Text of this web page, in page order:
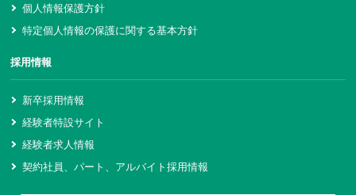
個人情報保護方針
特定個人情報の保護に関する基本方針
採用情報
新卒採用情報
経験者特設サイト
経験者求人情報
契約社員、パート、アルバイト採用情報